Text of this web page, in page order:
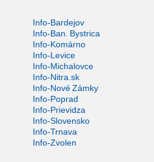
Info-Bardejov
Info-Ban. Bystrica
Info-Komárno
Info-Levice
Info-Michalovce
Info-Nitra.sk
Info-Nové Zámky
Info-Poprad
Info-Prievidza
Info-Slovensko
Info-Trnava
Info-Zvolen